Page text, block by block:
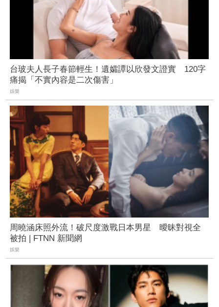
台玻夫人長子春節輕生！遺孀譚以欣發文證實 120字
痛揭「不實內容是二次傷害」
娛樂
周曉涵床照外流！破尺度激戰日本男星 曖昧對視全
被拍 | FTNN 新聞網
娛樂